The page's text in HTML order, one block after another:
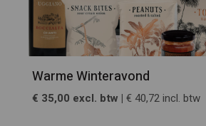
Warme Winteravond
€ 35,00 excl. btw | € 40,72 incl. btw